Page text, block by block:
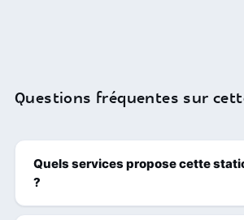
Questions fréquentes sur
Quels services propose cette
?